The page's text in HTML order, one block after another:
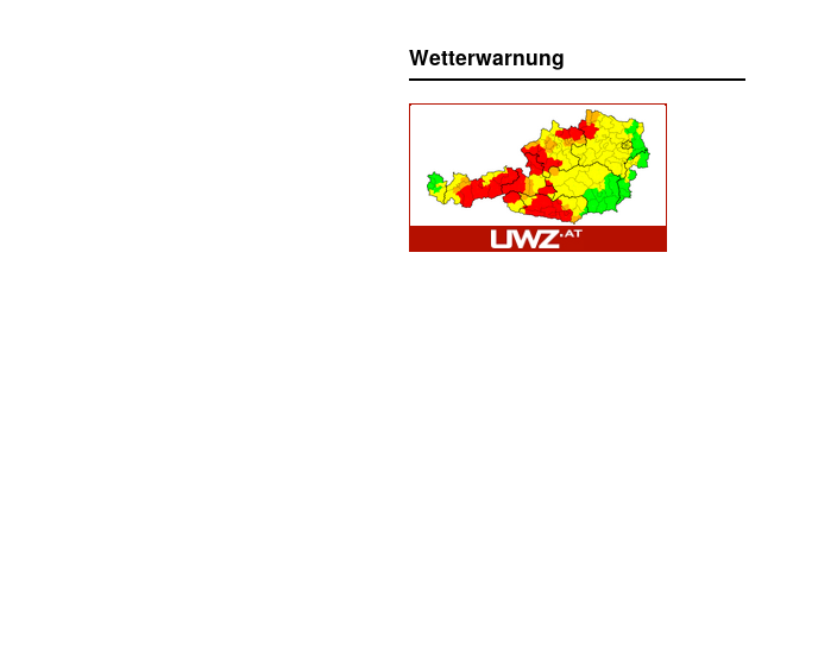
Wetterwarnung